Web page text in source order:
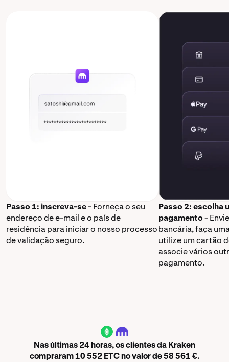
Passo 1: inscreva-se- Forneça o seu
endereço de e-mail e o país de
residência para iniciar o nosso processo
de validação seguro.
Passo 2: escolha
pagamento-
bancária, faça
utilize um cartão
associe vários
pagamento.
ETC
Nas últimas 24 horas, os clientes da Kraken
compraram 10 552 ETC no valor de 58 561 €.